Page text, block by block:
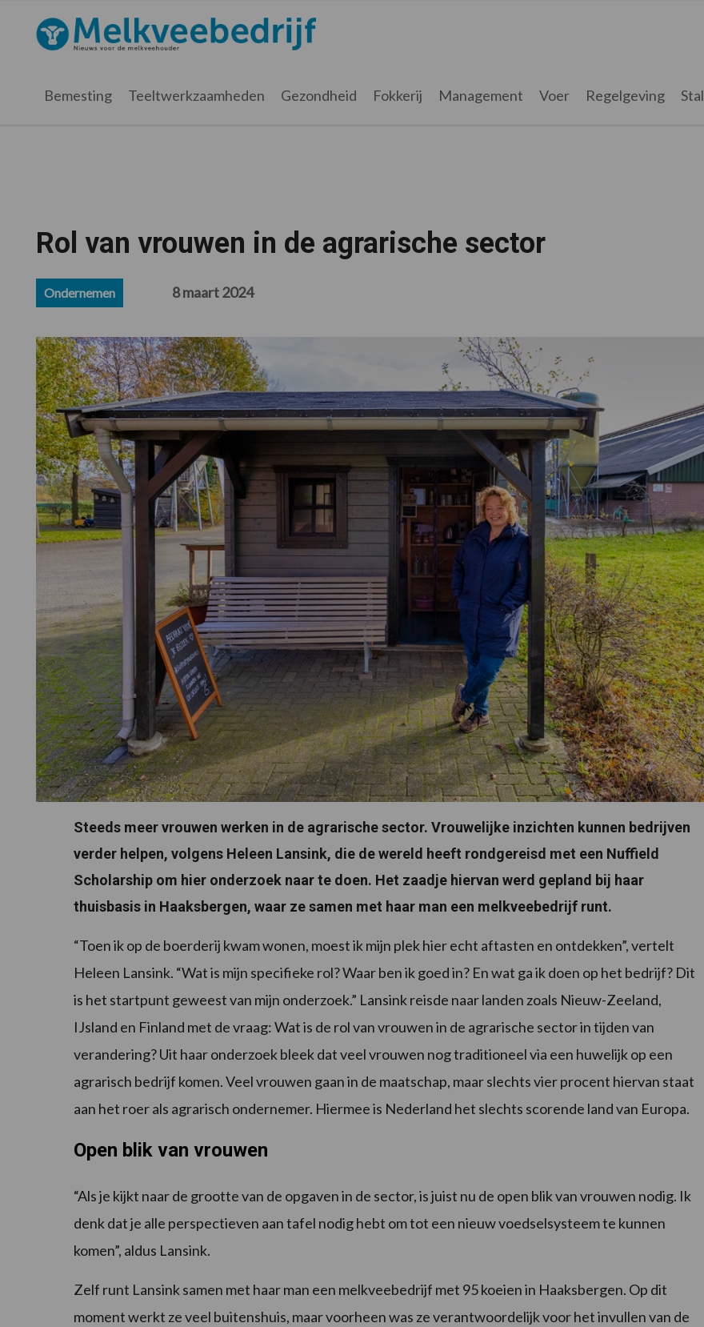
hoofdnavigatie
hoofd
eerste
voettekst
Melkveebedrijf.nl
Bemesting Teeltwerkzaamheden Gezondheid Fokkerij Management Voer Regelgeving Stal
Rol van vrouwen in de agrarische sector
Ondernemen 8 maart 2024
Steeds meer vrouwen werken in de agrarische sector. Vrouwelijke inzichten kunnen bedrijven
verder helpen, volgens Heleen Lansink, die de wereld heeft rondgereisd met een Nuffield
Scholarship om hier onderzoek naar te doen. Het zaadje hiervan werd gepland bij haar
thuisbasis in Haaksbergen, waar ze samen met haar man een melkveebedrijf runt.
“Toen ik op de boerderij kwam wonen, moest ik mijn plek hier echt aftasten en ontdekken”, vertelt
Heleen Lansink. “Wat is mijn specifieke rol? Waar ben ik goed in? En wat ga ik doen op het bedrijf? Dit
is het startpunt geweest van mijn onderzoek.” Lansink reisde naar landen zoals Nieuw-Zeeland,
IJsland en Finland met de vraag: Wat is de rol van vrouwen in de agrarische sector in tijden van
verandering? Uit haar onderzoek bleek dat veel vrouwen nog traditioneel via een huwelijk op een
agrarisch bedrijf komen. Veel vrouwen gaan in de maatschap, maar slechts vier procent hiervan staat
aan het roer als agrarisch ondernemer. Hiermee is Nederland het slechts scorende land van Europa.
Open blik van vrouwen
“Als je kijkt naar de grootte van de opgaven in de sector, is juist nu de open blik van vrouwen nodig. Ik
denk dat je alle perspectieven aan tafel nodig hebt om tot een nieuw voedselsysteem te kunnen
komen”, aldus Lansink.
Zelf runt Lansink samen met haar man een melkveebedrijf met 95 koeien in Haaksbergen. Op dit
moment werkt ze veel buitenshuis, maar voorheen was ze verantwoordelijk voor het invullen van de